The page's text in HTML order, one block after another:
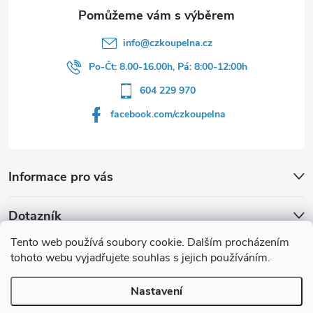
Tento web používá soubory cookie. Dalším procházením
tohoto webu vyjadřujete souhlas s jejich používáním.
Nastavení
Informace pro vás
info@czkoupelna.cz
Po-Čt: 8.00-16.00h, Pá: 8:00-12:00h
604 229 970
facebook.com/czkoupelna
Dotazník
Líbí se vám u sprchového koutu rám barvě
Počet hlasů: